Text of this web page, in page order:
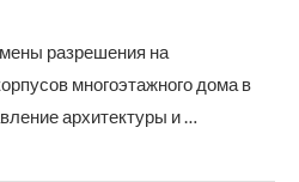
разрешения на
многоэтажного дома в
архитектуры и …